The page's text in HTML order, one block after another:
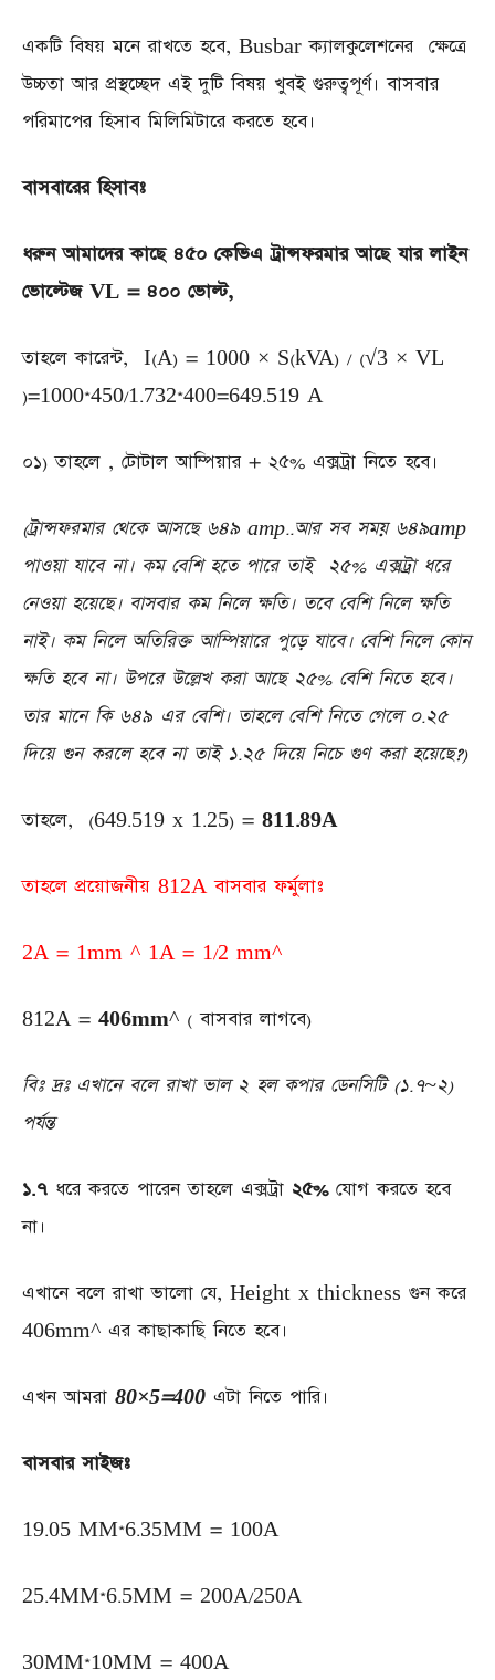
একটি বিষয় মনে রাখতে হবে, Busbar ক্যালকুলেশনের ক্ষেত্রে
উচ্চতা আর প্রস্থচ্ছেদ এই দুটি বিষয় খুবই গুরুত্বপূর্ণ। বাসবার
পরিমাপের হিসাব মিলিমিটারে করতে হবে।
বাসবারের হিসাবঃ
ধরুন আমাদের কাছে ৪৫০ কেভিএ ট্রান্সফরমার আছে যার লাইন
ভোল্টেজ VL = ৪০০ ভোল্ট,
তাহলে কারেন্ট, I(A) = 1000 × S(kVA) / (√3 × VL
)=1000*450/1.732*400=649.519 A
০১) তাহলে , টোটাল আম্পিয়ার + ২৫% এক্সট্রা নিতে হবে।
(ট্রান্সফরমার থেকে আসছে ৬৪৯ amp..আর সব সময় ৬৪৯amp
পাওয়া যাবে না। কম বেশি হতে পারে তাই ২৫% এক্সট্রা ধরে
নেওয়া হয়েছে। বাসবার কম নিলে ক্ষতি। তবে বেশি নিলে ক্ষতি
নাই। কম নিলে অতিরিক্ত আম্পিয়ারে পুড়ে যাবে। বেশি নিলে কোন
ক্ষতি হবে না। উপরে উল্লেখ করা আছে ২৫% বেশি নিতে হবে।
তার মানে কি ৬৪৯ এর বেশি। তাহলে বেশি নিতে গেলে ০.২৫
দিয়ে গুন করলে হবে না তাই ১.২৫ দিয়ে নিচে গুণ করা হয়েছে?)
তাহলে, (649.519 x 1.25) = 811.89A
তাহলে প্রয়োজনীয় 812A বাসবার ফর্মুলাঃ
2A = 1mm ^ 1A = 1/2 mm^
812A = 406mm^ ( বাসবার লাগবে)
বিঃ দ্রঃ এখানে বলে রাখা ভাল ২ হল কপার ডেনসিটি (১.৭~২)
পর্যন্ত
১.৭ ধরে করতে পারেন তাহলে এক্সট্রা ২৫%যোগ করতে হবে
না।
এখানে বলে রাখা ভালো যে, Height x thickness গুন করে
406mm^ এর কাছাকাছি নিতে হবে।
এখন আমরা 80×5=400 এটা নিতে পারি।
বাসবার সাইজঃ
19.05 MM*6.35MM = 100A
25.4MM*6.5MM = 200A/250A
30MM*10MM = 400A